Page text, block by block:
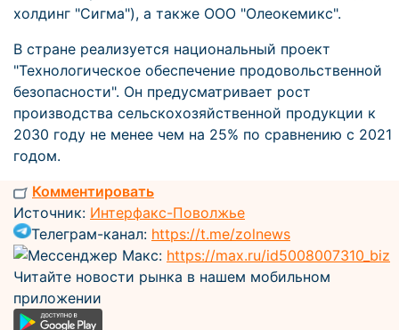
холдинг "Сигма"), а также ООО "Олеокемикс".
В стране реализуется национальный проект
"Технологическое обеспечение продовольственной
безопасности". Он предусматривает рост
производства сельскохозяйственной продукции к
2030 году не менее чем на 25% по сравнению с 2021
годом.
Комментировать
Источник: Интерфакс-Поволжье
Телеграм-канал: https://t.me/zolnews
Мессенджер Макс: https://max.ru/id5008007310_biz
Читайте новости рынка в нашем мобильном
приложении